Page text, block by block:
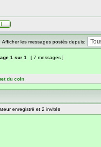
Afficher les messages postés depuis:
1 sur 1 [ 7 messages ]
du coin
enregistré et 2 invités